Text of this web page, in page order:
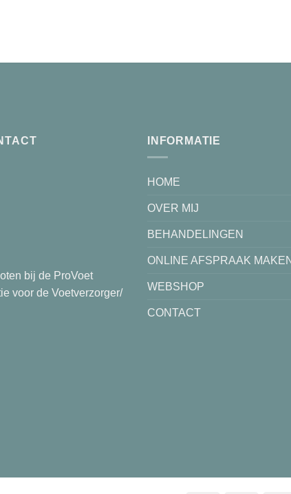
bij de ProVoet
voor de Voetverzorger/
INFORMATIE
HOME
OVER MIJ
BEHANDELINGEN
ONLINE AFSPRAAK MAKEN
WEBSHOP
CONTACT